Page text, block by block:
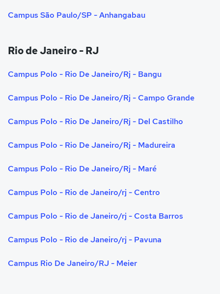
Campus São Paulo/SP - Anhangabau
Rio de Janeiro - RJ
Campus Polo - Rio De Janeiro/Rj - Bangu
Campus Polo - Rio De Janeiro/Rj - Campo Grande
Campus Polo - Rio De Janeiro/Rj - Del Castilho
Campus Polo - Rio De Janeiro/Rj - Madureira
Campus Polo - Rio De Janeiro/Rj - Maré
Campus Polo - Rio de Janeiro/rj - Centro
Campus Polo - Rio de Janeiro/rj - Costa Barros
Campus Polo - Rio de Janeiro/rj - Pavuna
Campus Rio De Janeiro/RJ - Meier